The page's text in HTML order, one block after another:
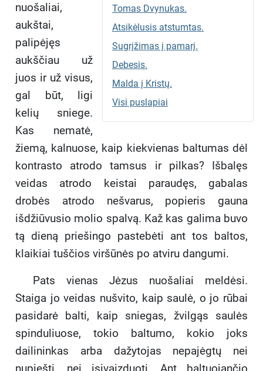
Tomas Dvynukas.
Atsikėlusis atstumtas.
Sugrįžimas į pamarį.
Debesis.
Malda į Kristų.
Visi puslapiai
nuošaliai,
aukštai,
palipėjęs
aukščiau už
juos ir už visus,
gal būt, ligi
kelių sniege.
Kas nematė,
žiemą, kalnuose, kaip kiekvienas baltumas dėl
kontrasto atrodo tamsus ir pilkas? Išbalęs
veidas atrodo keistai paraudęs, gabalas
drobės atrodo nešvarus, popieris gauna
išdžiūvusio molio spalvą. Kaž kas galima buvo
tą dieną priešingo pastebėti ant tos baltos,
klaikiai tuščios viršūnės po atviru dangumi.
Pats vienas Jėzus nuošaliai meldėsi.
Staiga jo veidas nušvito, kaip saulė, o jo rūbai
pasidarė balti, kaip sniegas, žvilgąs saulės
spinduliuose, tokio baltumo, kokio joks
dailininkas arba dažytojas nepajėgtų nei